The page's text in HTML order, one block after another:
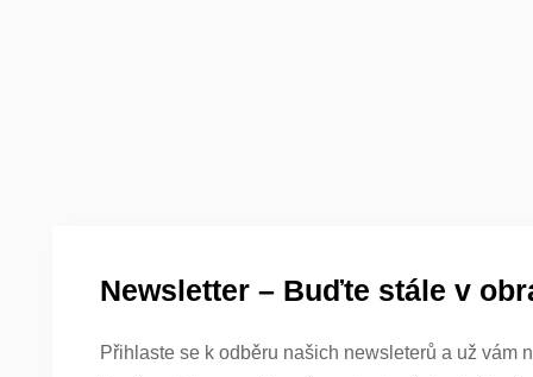
Newsletter – Buďte stále v
Přihlaste se k odběru našich newsleterů a už vám